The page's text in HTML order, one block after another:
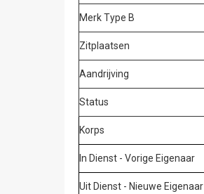
Merk Type B
Zitplaatsen
Aandrijving
Status
Korps
In Dienst - Vorige Eigenaar
Uit Dienst - Nieuwe Eigenaar